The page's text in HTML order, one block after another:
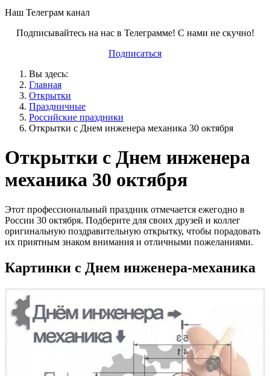
Наш Телеграм канал
Подписывайтесь на нас в Телеграмме! С нами не скучно!
Подписаться
Вы здесь:
Главная
Открытки
Праздничные
Российские праздники
Открытки с Днем инженера механика 30 октября
Открытки с Днем инженера
механика 30 октября
Этот профессиональный праздник отмечается ежегодно в
России 30 октября. Подберите для своих друзей и коллег
оригинальную поздравительную открытку, чтобы порадовать
их приятным знаком внимания и отличными пожеланиями.
Картинки с Днем инженера-механика